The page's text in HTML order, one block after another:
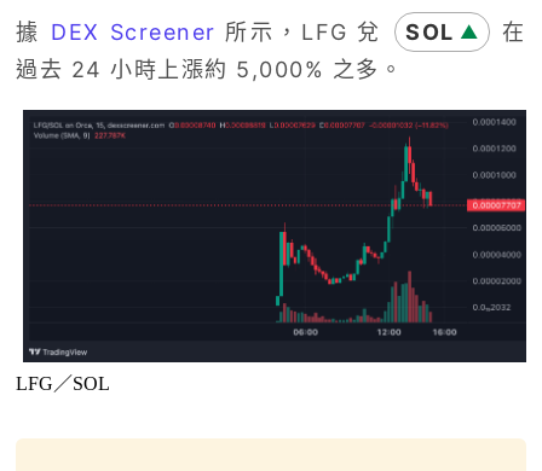
據 DEX Screener 所示，LFG 兌 SOL ▲
在
過去 24 小時上漲約 5,000% 之多。
LFG／SOL